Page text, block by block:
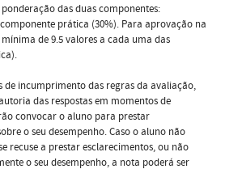
das duas componentes:
prática (30%). Para aprovação na
de 9.5 valores a cada uma das
de incumprimento das regras da avaliação,
das respostas em momentos de
convocar o aluno para prestar
o seu desempenho. Caso o aluno não
recuse a prestar esclarecimentos, ou não
o seu desempenho, a nota poderá ser